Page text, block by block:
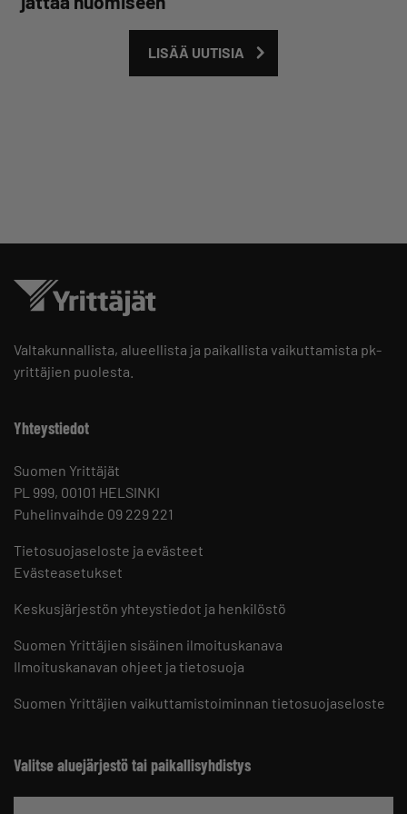
LISÄÄ UUTISIA
Valtakunnallista, alueellista ja paikallista vaikuttamista pk-
yrittäjien puolesta.
Yhteystiedot
Suomen Yrittäjät
PL 999, 00101 HELSINKI
Puhelinvaihde 09 229 221
Tietosuojaseloste ja evästeet
Evästeasetukset
Keskusjärjestön yhteystiedot ja henkilöstö
Suomen Yrittäjien sisäinen ilmoituskanava
Ilmoituskanavan ohjeet ja tietosuoja
Suomen Yrittäjien vaikuttamistoiminnan tietosuojaseloste
Valitse aluejärjestö tai paikallisyhdistys